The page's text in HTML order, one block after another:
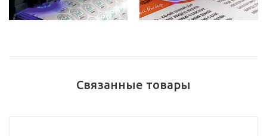
Связанные товары